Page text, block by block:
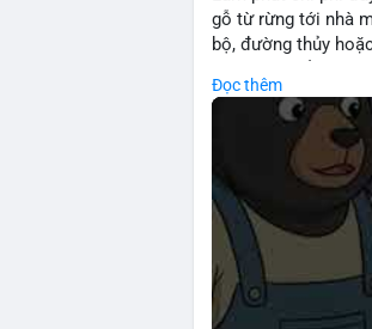
gỗ từ rừng tới nhà
bộ, đường thủy
nhuận.
🎥 Xem video trực
Nguồn: Cú Thông
Đọc thêm